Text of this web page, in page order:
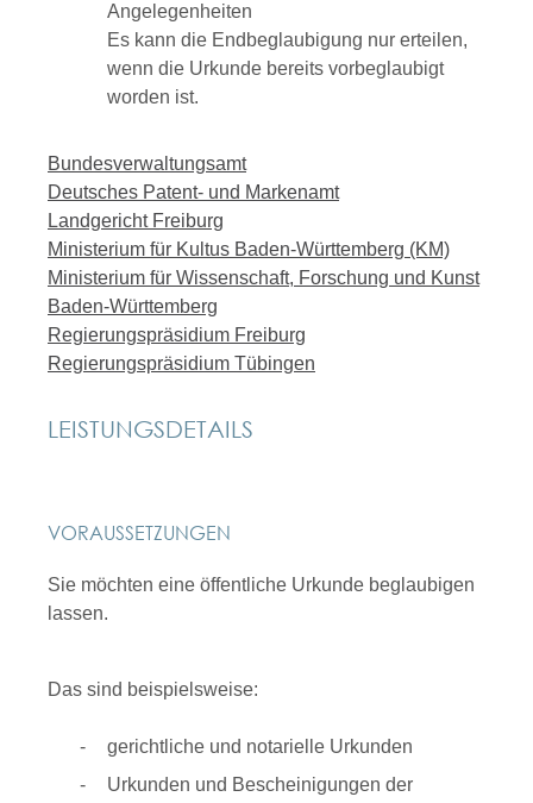
Angelegenheiten
Es kann die Endbeglaubigung nur erteilen,
wenn die Urkunde bereits vorbeglaubigt
worden ist.
Bundesverwaltungsamt
Deutsches Patent- und Markenamt
Landgericht Freiburg
Ministerium für Kultus Baden-Württemberg (KM)
Ministerium für Wissenschaft, Forschung und Kunst
Baden-Württemberg
Regierungspräsidium Freiburg
Regierungspräsidium Tübingen
LEISTUNGSDETAILS
VORAUSSETZUNGEN
Sie möchten eine öffentliche Urkunde beglaubigen
lassen.
Das sind beispielsweise:
gerichtliche und notarielle Urkunden
Urkunden und Bescheinigungen der